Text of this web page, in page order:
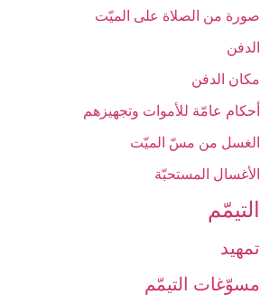
صورة من الصلاة على الميّت
الدفن
مكان الدفن
أحكام عامّة للأموات وتجهيزهم
الغسل من مسّ الميّت‏
الأغسال المستحبّة
التيمّم‏
تمهيد
مسوّغات التيمّم